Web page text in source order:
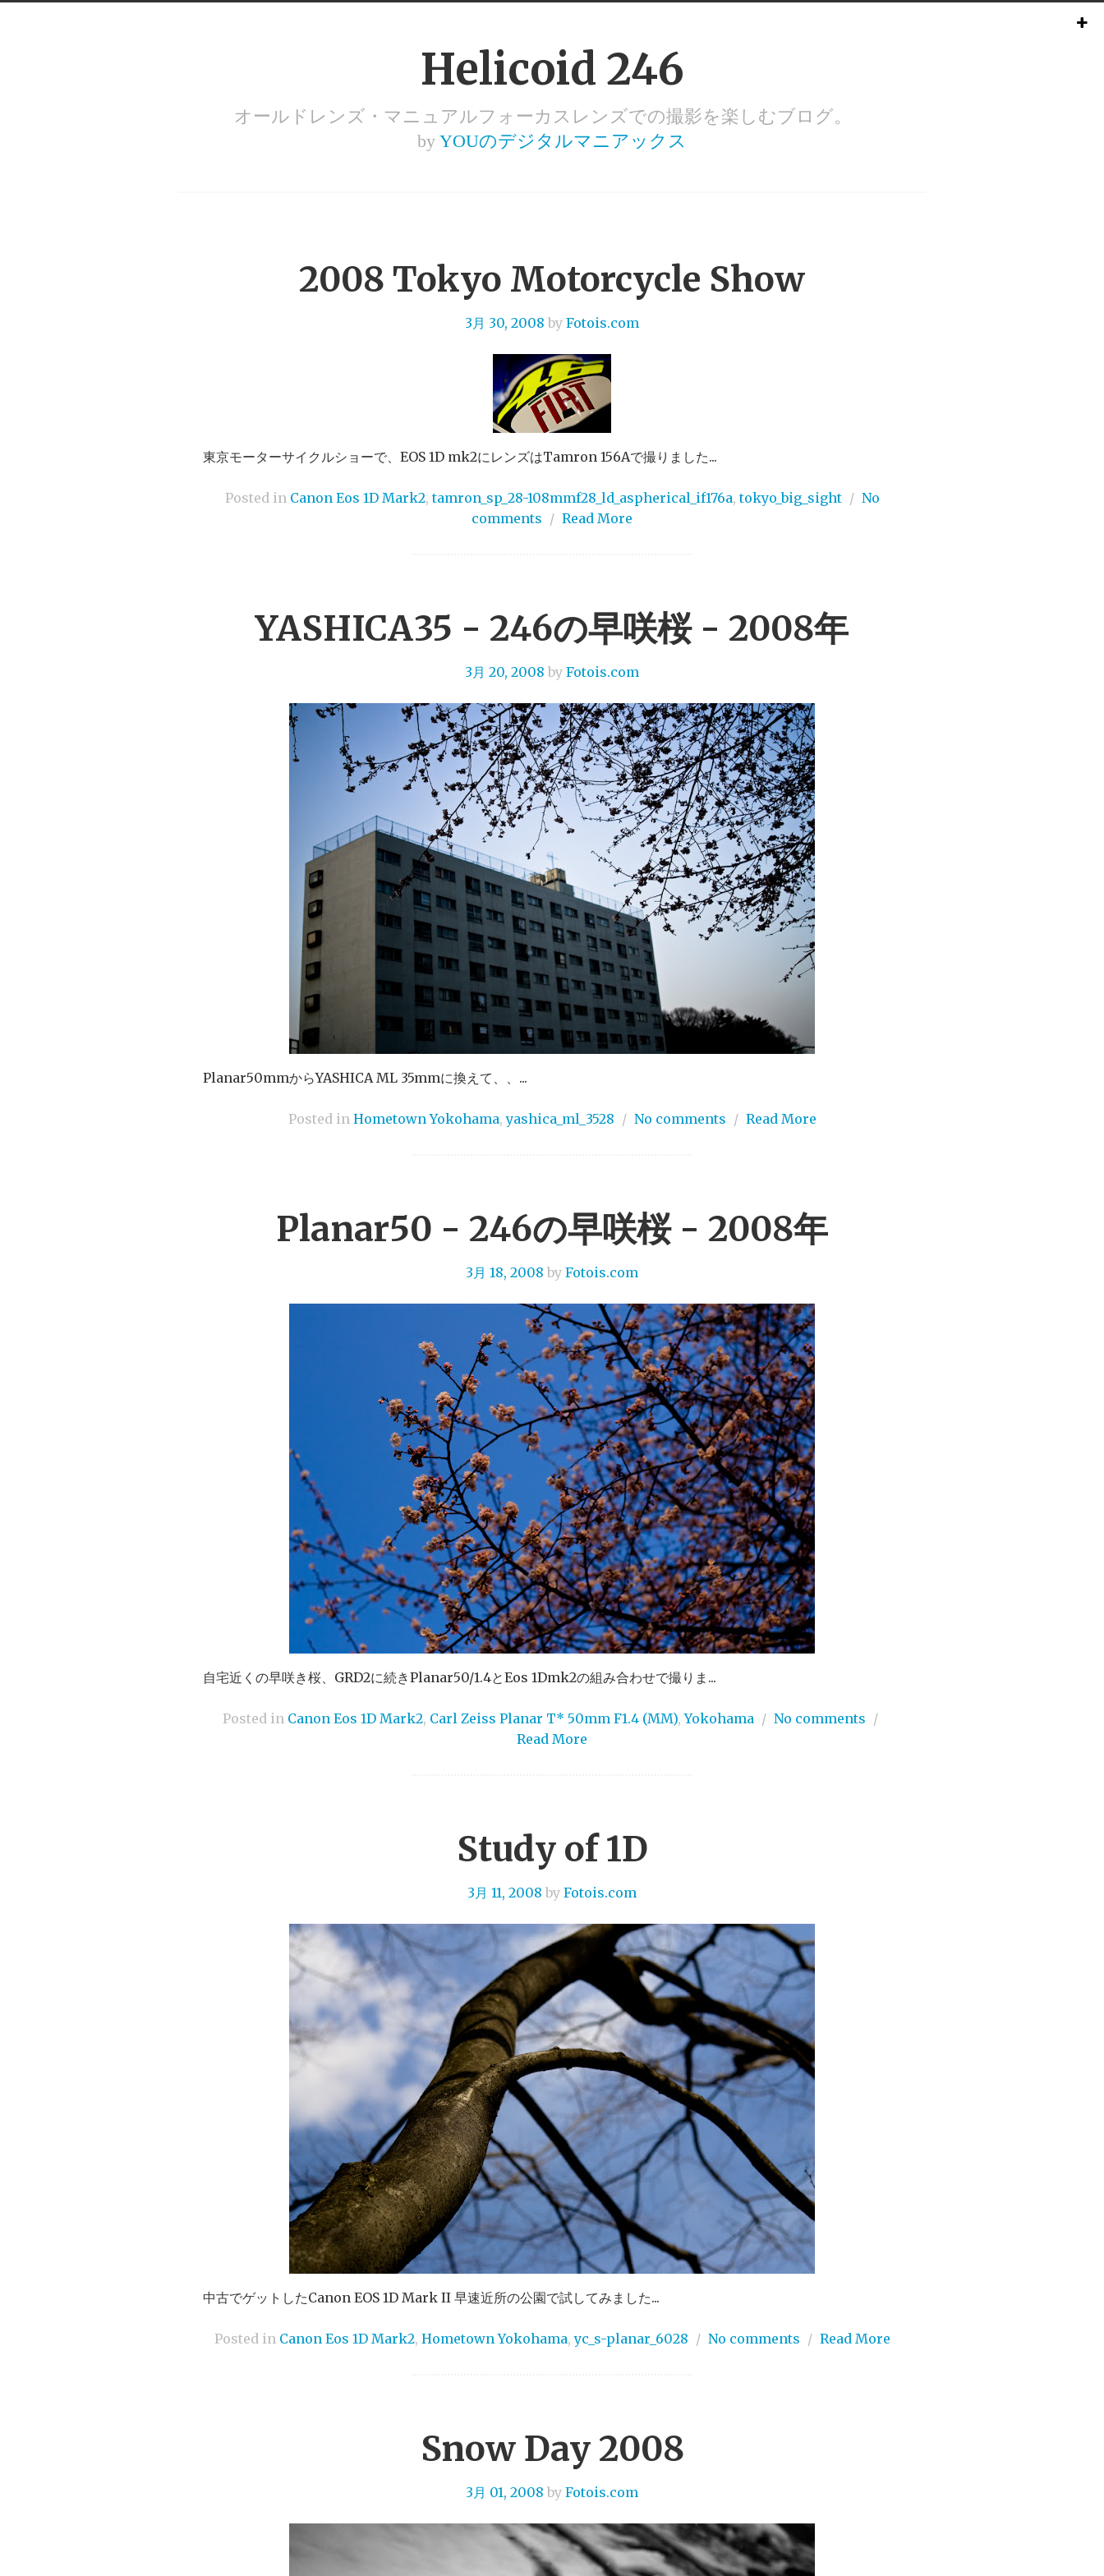
Helicoid 246
オールドレンズ・マニュアルフォーカスレンズでの撮影を楽しむブログ。
by YOUのデジタルマニアックス
2008 Tokyo Motorcycle Show
3月 30, 2008 by Fotois.com
東京モーターサイクルショーで、EOS 1D mk2にレンズはTamron 156Aで撮りました...
Posted in Canon Eos 1D Mark2,tamron_sp_28-108mmf28_ld_aspherical_if176a,tokyo_big_sight / No
comments / Read More
YASHICA35 - 246の早咲桜 - 2008年
3月 20, 2008 by Fotois.com
Planar50mmからYASHICA ML 35mmに換えて、、...
Posted in Hometown Yokohama,yashica_ml_3528 / No comments / Read More
Planar50 - 246の早咲桜 - 2008年
3月 18, 2008 by Fotois.com
自宅近くの早咲き桜、GRD2に続きPlanar50/1.4とEos 1Dmk2の組み合わせで撮りま...
Posted in Canon Eos 1D Mark2, Carl Zeiss Planar T* 50mm F1.4 (MM),Yokohama / No comments /
Read More
Study of 1D
3月 11, 2008 by Fotois.com
中古でゲットしたCanon EOS 1D Mark II 早速近所の公園で試してみました...
Posted in Canon Eos 1D Mark2, Hometown Yokohama,yc_s-planar_6028 / No comments / Read More
Snow Day 2008
3月 01, 2008 by Fotois.com